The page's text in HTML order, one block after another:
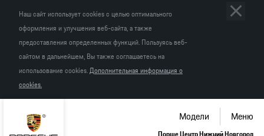
Наш сайт использует cookies с целью оптимального
оформления и улучшения веб-сайта, а также
предоставления определенных функций. Пользуясь веб-
сайтом в дальнейшем, Вы также соглашаетесь на
использование cookies.Дополнительная информация о
cookies.
Модели Меню